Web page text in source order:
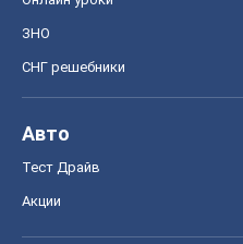
ЗНО
СНГ решебники
Авто
Тест Драйв
Акции